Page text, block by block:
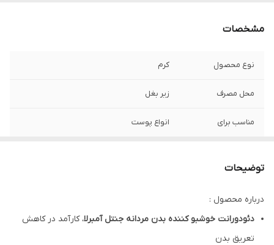
مشخصات
نوع محصول کرم
محل مصرف زیر بغل
مناسب برای انواع پوست
کشور مبدا برند
توضیحات
درباره محصول :
دئودورانت خوشبو کننده بدن مردانه جنتل آمبرلا، کارآمد در کاهش
تعریق بدن